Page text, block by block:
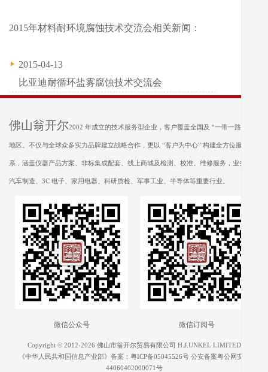
2015年材料耐环境腐蚀技术交流会相关新闻：
2015-04-13
比亚迪耐循环盐雾腐蚀技术交流会
佛山翁开尔2002 年成立的技术服务型企业，客户覆盖全国及 “一带一路” 沿线
地区。不仅与全球众多实力品牌建立战略合作，更以 “客户为中心” 构建全方位服务体
系，涵盖仪器产品方案、非标集成配套、线上商城及检测、校准、维修服务，业务遍及
汽车制造、3C 电子、家用电器、科研质检、军事工业、半导体等重要行业。
微信公众号 微信订阅号
Copyright © 2012-2026 佛山市翁开尔贸易有限公司 H.J.UNKEL LIMITED
《中华人民共和国信息产业部》备案： 粤ICP备05045526号公安备案粤公网安备
44060402000071号